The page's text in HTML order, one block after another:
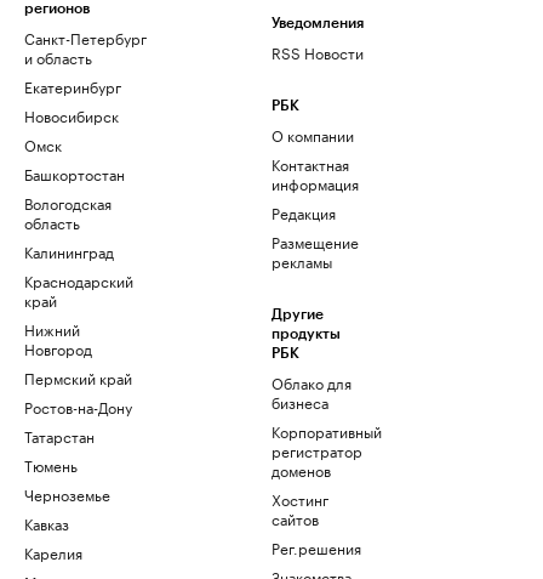
регионов
Санкт-Петербург
и область
Екатеринбург
Новосибирск
Омск
Башкортостан
Вологодская
область
Калининград
Краснодарский
край
Нижний
Новгород
Пермский край
Ростов-на-Дону
Татарстан
Тюмень
Черноземье
Кавказ
Карелия
Уведомления
RSS Новости
РБК
О компании
Контактная
информация
Редакция
Размещение
рекламы
Другие
продукты
РБК
Облако для
бизнеса
Корпоративный
регистратор
доменов
Хостинг
сайтов
Рег.решения